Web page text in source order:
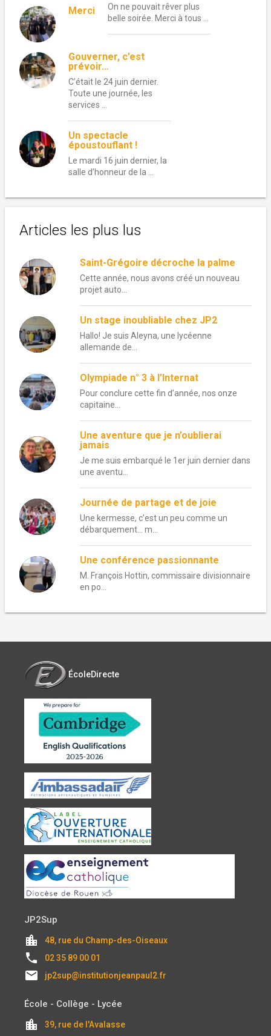
Merci
On ne pouvait rêver plus
belle soirée. Merci à tous …
Gouverner, c’est
prévoir…
C’était le 24 juin dernier.
Toute une journée, les
services …
Un spectacle
époustouflant !
Le mardi 16 juin dernier, la
salle d’honneur de la …
Articles les plus lus
Saint-Grégoire décroche la palme
Cette année, nous avons créé un nouveau
projet auto...
Un stage inoubliable chez JP2
Hallo! Je suis Aleyna, une lycéenne
allemande de...
Olympiade n° 3 à l’Internat
Pour conclure cette fin d’année, nos onze
capitaine...
Une aventure que je n’oublierai
jamais
Je me suis embarqué le 1er juin dernier dans
une aventu...
Journée de partage et de joie
Une kermesse, c’est un peu comme un
débarquement… m...
Une conférence passionnante
M. François Hottin, commissaire divisionnaire
en po...
ÉcoleDirecte
JP2Sup
location_city 48, rue du Champ-des-Oiseaux
local_phone 02 35 89 00 01
email jp2sup@institutionjeanpaul2.fr
École - Collège - Lycée
location_city 39, rue de l'Avalasse